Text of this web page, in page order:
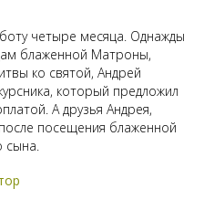
четыре месяца. Однажды
блаженной Матроны,
ко святой, Андрей
который предложил
А друзья Андрея,
посещения блаженной
сына.